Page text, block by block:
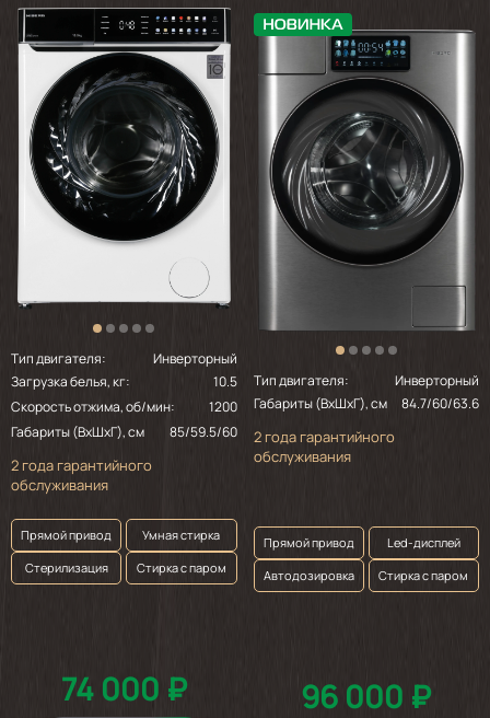
Тип двигателя:
Инверторный
Загрузка белья, кг:
10.5
Скорость отжима, об/мин:
1200
Габариты (ВхШхГ), см
85/59.5/60
2 года гарантийного
обслуживания
Прямой привод
Умная стирка
Стерилизация
Стирка с паром
74 000 ₽
Тип двигателя:
Инверторный
Габариты (ВхШхГ), см
84.7/60/63.6
2 года гарантийного
обслуживания
Прямой привод
Led-дисплей
Автодозировка
Стирка с паром
96 000 ₽